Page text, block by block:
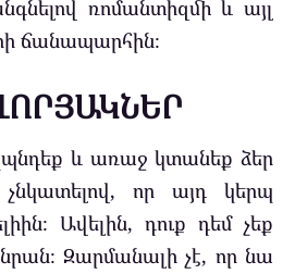
ռոմանտիզմի և այլ
ճանապարհին։
և առաջ կտանեք ձեր
չնկատելով, որ այդ կերպ
Ավելին, դուք դեմ չեք
Զարմանալի չէ, որ նա